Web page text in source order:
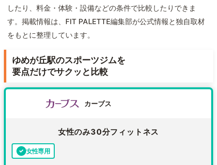
したり、料金・体験・設備などの条件で比較したりできま
す。掲載情報は、FIT PALETTE編集部が公式情報と独自取材
をもとに整理しています。
ゆめが丘駅のスポーツジムを
要点だけでサクッと比較
カーブス
女性のみ30分フィットネス
女性専用